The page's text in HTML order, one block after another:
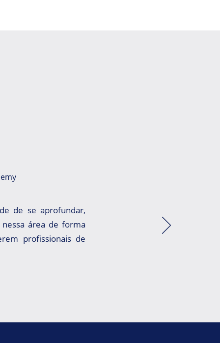
de se aprofundar,
área de forma
profissionais de